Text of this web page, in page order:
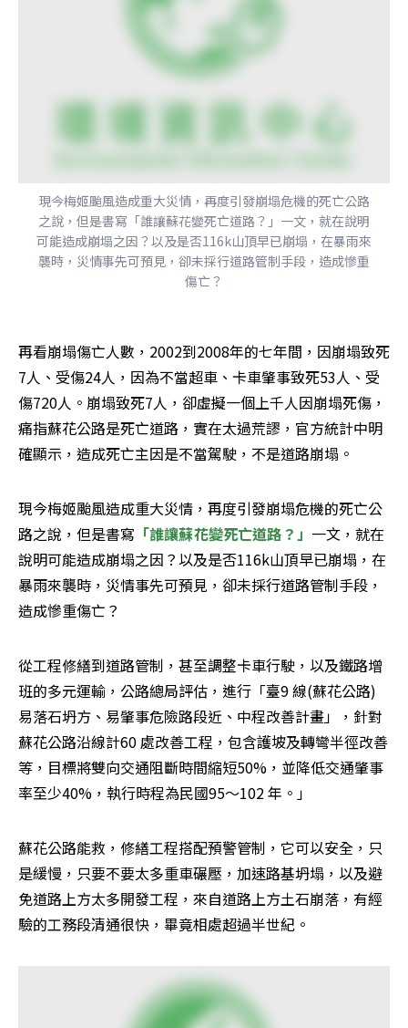
現今梅姬颱風造成重大災情，再度引發崩塌危機的死亡公路
之說，但是書寫「誰讓蘇花變死亡道路？」一文，就在說明
可能造成崩塌之因？以及是否116k山頂早已崩塌，在暴雨來
襲時，災情事先可預見，卻未採行道路管制手段，造成慘重
傷亡？
再看崩塌傷亡人數，2002到2008年的七年間，因崩塌致死
7人、受傷24人，因為不當超車、卡車肇事致死53人、受
傷720人。崩塌致死7人，卻虛擬一個上千人因崩塌死傷，
痛指蘇花公路是死亡道路，實在太過荒謬，官方統計中明
確顯示，造成死亡主因是不當駕駛，不是道路崩塌。
現今梅姬颱風造成重大災情，再度引發崩塌危機的死亡公
路之說，但是書寫 「誰讓蘇花變死亡道路？」 一文，就在
說明可能造成崩塌之因？以及是否116k山頂早已崩塌，在
暴雨來襲時，災情事先可預見，卻未採行道路管制手段，
造成慘重傷亡？
從工程修繕到道路管制，甚至調整卡車行駛，以及鐵路增
班的多元運輸，公路總局評估，進行「臺9 線(蘇花公路)
易落石坍方、易肇事危險路段近、中程改善計畫」，針對
蘇花公路沿線計60 處改善工程，包含護坡及轉彎半徑改善
等，目標將雙向交通阻斷時間縮短50%，並降低交通肇事
率至少40%，執行時程為民國95～102 年。」
蘇花公路能救，修繕工程搭配預警管制，它可以安全，只
是緩慢，只要不要太多重車碾壓，加速路基坍塌，以及避
免道路上方太多開發工程，來自道路上方土石崩落，有經
驗的工務段清通很快，畢竟相處超過半世紀。